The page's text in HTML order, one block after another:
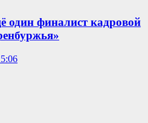
один финалист кадровой